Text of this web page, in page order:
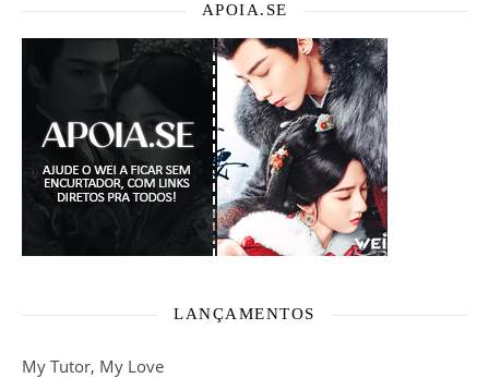
APOIA.SE
LANÇAMENTOS
My Tutor, My Love